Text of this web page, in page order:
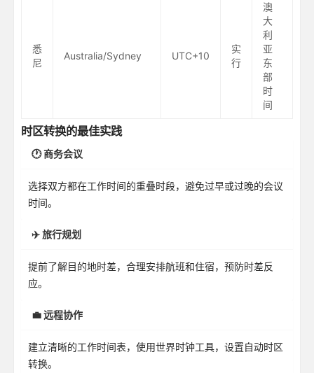
悉
尼
Australia/Sydney UTC+10
实
行
澳
大
利
亚
东
部
时
间
时区转换的最佳实践
🕐 商务会议
选择双方都在工作时间的重叠时段，避免过早或过晚的会议
时间。
✈️ 旅行规划
提前了解目的地时差，合理安排航班和住宿，预防时差反
应。
💼 远程协作
建立清晰的工作时间表，使用世界时钟工具，设置自动时区
转换。